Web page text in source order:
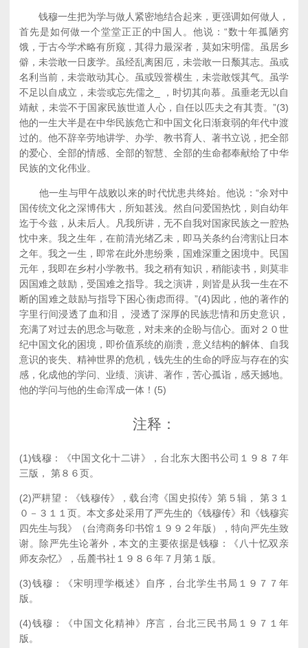
钱穆一生把为学与做人紧密地结合起来，更强调如何做人，
首先是如何做一个堂堂正正的中国人。他说：“数十年孤陋穷
饿，于古今学术略有所窥，其得力最深者，莫如宋明儒。虽居乡
僻，未尝敢一日废学。虽经乱离困厄，未尝敢一日颓其志。虽或
名利当前，未尝敢动其心。虽或毁誉横生，未尝敢馁其气。虽学
不足以自成立，未尝或忘先儒之_ ，时切其向慕。虽垂老无以自
靖献，未尝不于国家民族世道人心，自任以匹夫之有其责。”(3)
他的一生大半是在中华民族危亡和中国文化日渐衰弱的年代中渡
过的。他不辞辛劳地讲学、办学、教书育人、著书立说，把全部
的爱心、全部的情感、全部的智慧、全部的生命都奉献给了中华
民族的文化伟业。
他一生与甲午战败以来的时代忧患共终始。他说：“余对中
国传统文化之深博伟大，所知甚浅。然自问爱国热忱，则自幼年
迄于今兹，从未后人。凡我所讲，无不自我对国家民族之一腔热
忱中来。我之生年，在前清光绪乙未，即马关条约台湾割让日本
之年。我之一生，即常在此外患纷乘，国难深重之困境中。民国
元年，我即在乡村小学教书。我之稍有知识，稍能读书，则莫非
因国难之鼓励，受国难之指导。我之演讲，则皆是从我一生在不
断的国难之鼓励与指导下困心衡虑而得。”(4)因此，他的著作的
字里行间浸透了血和泪， 浸透了深厚的民族悲情和历史意识，
充满了对过去的思念与敬意，对未来的企盼与信心。面对２０世
纪中国文化的困境，即价值系统的崩溃，意义结构的解体、自我
意识的丧失、精神世界的危机，钱先生的生命的呼应与存在的实
感，化成他的学问、业绩、演讲、著作，苦心孤诣，感天撼地。
他的学问与他的生命浑成一体！(5)
注释：
(1)钱穆：《中国文化十二讲》，台北东大图书公司１９８７年
三版， 第８６页。
(2)严耕望：《钱穆传》，载台湾《国史拟传》第５辑， 第３１
０－３１１页。本文多处采用了严先生的《钱穆传》和《钱穆宾
四先生与我》（台湾商务印书馆１９９２年版），特向严先生致
谢。除严先生论著外，本文的主要依据是钱穆：《八十忆双亲
师友杂忆》，岳麓书社１９８６年７月第１版。
(3)钱穆：《宋明理学概述》自序，台北学生书局１９７７年
版。
(4)钱穆：《中国文化精神》序言，台北三民书局１９７１年
版。